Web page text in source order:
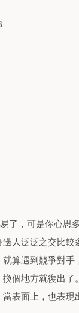
了，可是你心思
人泛泛之交比較
算遇到競爭對手
個地方就復出了
表面上，也表現